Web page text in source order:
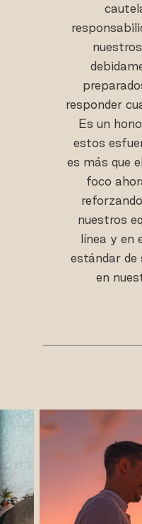
responder
Es un
estos
es más que
foco
nuestros
línea y en
estándar de
en